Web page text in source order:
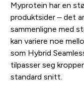
Myprotein har en
produktsider – det
sammenligne med
kan variere noe
som Hybrid
tilpasser seg
standard snitt.